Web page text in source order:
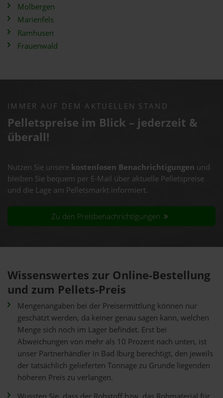
Molbergen
Marienfels
Ramhusen
Frauenwald
IMMER AUF DEM AKTUELLEN STAND
Pelletspreise im Blick – jederzeit &
überall!
Nutzen Sie unsere kostenlosen Benachrichtigungen und
bleiben Sie bequem per E-Mail über aktuelle Pelletspreise
und die Lage am Pelletsmarkt informiert.
Zu den Preisbenachrichtigungen
Wissenswertes zur Online-Bestellung
und zum Pellets-Preis
Mengenangaben bei der Preisermittlung können nur
geschätzt werden, da keiner genau sagen kann, welchen
Menge sich noch im Lager befindet. Erst bei
Abweichungen von mehr als 10 Prozent nach unten, ist
unser Partnerhändler in Bad Iburg berechtigt, den jeweils
der tatsächlich gelieferten Tonnage zu Grunde liegenden
höheren Preis zu verlangen.